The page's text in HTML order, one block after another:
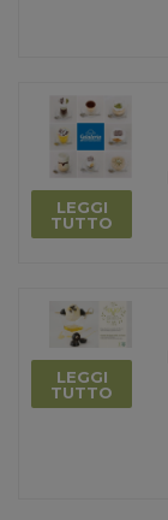
LEGGI
TUTTO
LEGGI
TUTTO